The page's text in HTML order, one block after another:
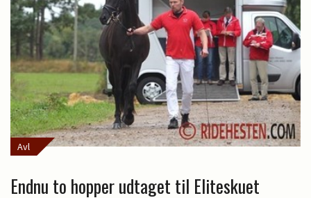
Avl
Endnu to hopper udtaget til Eliteskuet